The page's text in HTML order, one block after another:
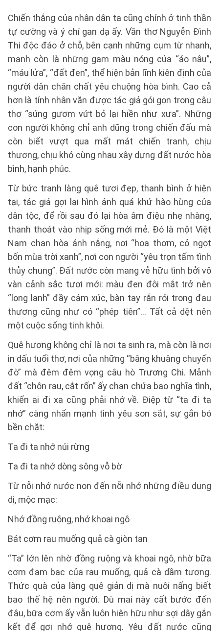
Chiến thắng của nhân dân ta cũng chính ở tinh thần
tự cường và ý chí gan dạ ấy. Vần thơ Nguyễn Đình
Thi độc đáo ở chỗ, bên cạnh những cụm từ nhanh,
mạnh còn là những gam màu nóng của “áo nâu”,
“máu lửa”, “đất đen”, thể hiện bản lĩnh kiên định của
người dân chân chất yêu chuộng hòa bình. Cao cả
hơn là tính nhân văn được tác giả gói gọn trong câu
thơ “súng gươm vứt bỏ lại hiền như xưa”. Những
con người không chỉ anh dũng trong chiến đấu mà
còn biết vượt qua mất mát chiến tranh, chịu
thương, chịu khó cùng nhau xây dựng đất nước hòa
bình, hạnh phúc.
Từ bức tranh làng quê tươi đẹp, thanh bình ở hiện
tại, tác giả gợi lại hình ảnh quá khứ hào hùng của
dân tộc, để rồi sau đó lại hòa âm điệu nhẹ nhàng,
thanh thoát vào nhịp sống mới mẻ. Đó là một Việt
Nam chan hòa ánh nắng, nơi “hoa thơm, cỏ ngọt
bốn mùa trời xanh”, nơi con người “yêu trọn tấm tình
thủy chung”. Đất nước còn mang vẻ hữu tình bởi vô
vàn cảnh sắc tươi mới: màu đen đôi mắt trở nên
“long lanh” đầy cảm xúc, bàn tay rắn rỏi trong đau
thương cũng như có “phép tiên”… Tất cả dệt nên
một cuộc sống tinh khôi.
Quê hương không chỉ là nơi ta sinh ra, mà còn là nơi
in dấu tuổi thơ, nơi của những “bâng khuâng chuyến
đò” mà đêm đêm vọng câu hò Trương Chi. Mảnh
đất “chôn rau, cắt rốn” ấy chan chứa bao nghĩa tình,
khiến ai đi xa cũng phải nhớ về. Điệp từ “ta đi ta
nhớ” càng nhấn mạnh tình yêu son sắt, sự gắn bó
bền chặt:
Ta đi ta nhớ núi rừng
Ta đi ta nhớ dòng sông vỗ bờ
Từ nỗi nhớ nước non đến nỗi nhớ những điều dung
dị, mộc mạc:
Nhớ đồng ruộng, nhớ khoai ngô
Bát cơm rau muống quả cà giòn tan
“Ta” lớn lên nhờ đồng ruộng và khoai ngô, nhờ bữa
cơm đạm bạc của rau muống, quả cà dầm tương.
Thức quà của làng quê giản dị mà nuôi nấng biết
bao thế hệ nên người. Dù mai này cất bước đến
đâu, bữa cơm ấy vẫn luôn hiện hữu như sợi dây gắn
kết để gợi nhớ quê hương. Yêu đất nước cũng